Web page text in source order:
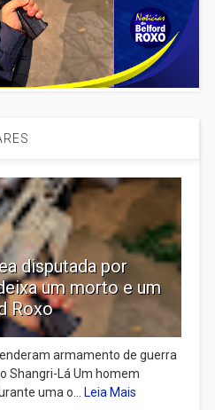
disputada por
um morto e um
Roxo
armamento de guerra
Shangri-Lá Um homem
uma o...
Leia Mais